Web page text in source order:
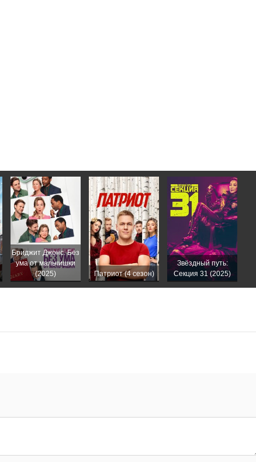
Бриджит Джонс. Без
ума от мальчишки
(2025)
Патриот (4 сезон)
Звёздный путь:
Секция 31 (2025)